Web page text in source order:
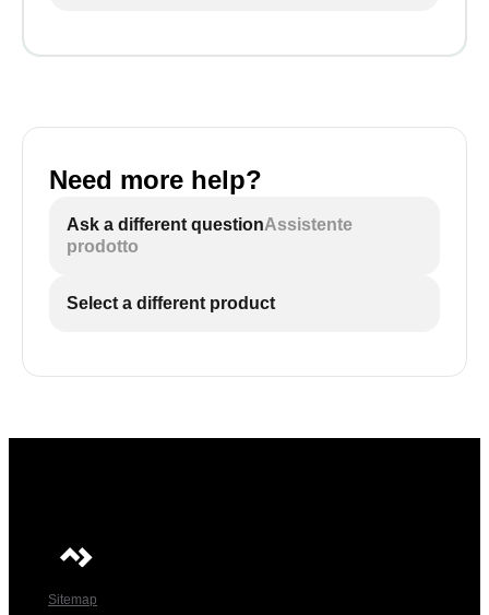
Need more help?
Ask a different questionAssistente
prodotto
Select a different product
Sitemap